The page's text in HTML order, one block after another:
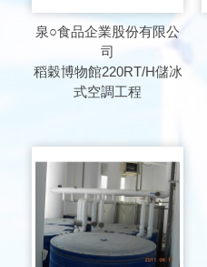
泉○食品企業股份有限公
司
稻穀博物館220RT/H儲冰
式空調工程